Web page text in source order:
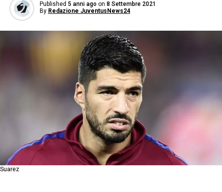
Published 5 anni ago on 8 Settembre 2021
By Redazione JuventusNews24
Suarez